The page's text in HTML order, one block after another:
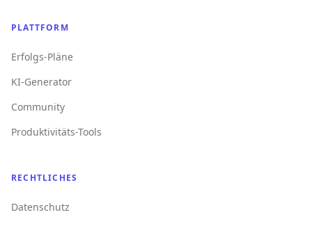
PLATTFORM
Erfolgs-Pläne
KI-Generator
Community
Produktivitäts-Tools
RECHTLICHES
Datenschutz